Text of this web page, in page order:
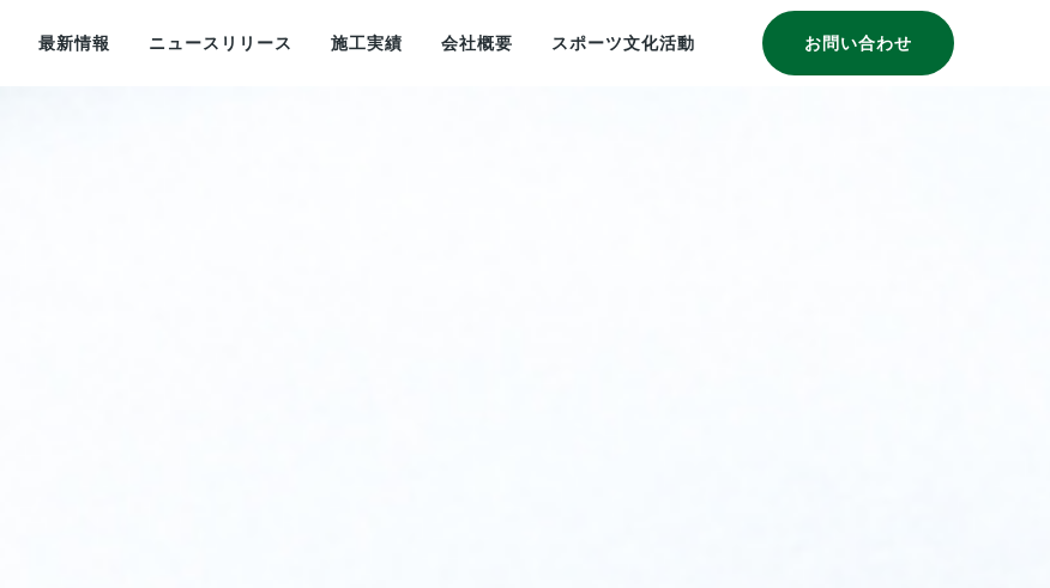
最新情報 ニュースリリース 施工実績 会社概要 スポーツ文化活動 お問い合わせ